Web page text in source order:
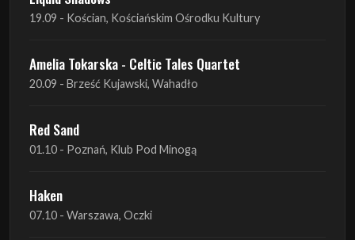
20.09 - Brześć Kujawski, Wahadło
Red Sand
Haken
Heretoir + Unreqvited + Nidare